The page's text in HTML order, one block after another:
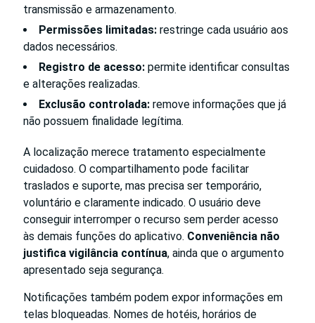
transmissão e armazenamento.
Permissões limitadas: restringe cada usuário aos
dados necessários.
Registro de acesso: permite identificar consultas
e alterações realizadas.
Exclusão controlada: remove informações que já
não possuem finalidade legítima.
A localização merece tratamento especialmente
cuidadoso. O compartilhamento pode facilitar
traslados e suporte, mas precisa ser temporário,
voluntário e claramente indicado. O usuário deve
conseguir interromper o recurso sem perder acesso
às demais funções do aplicativo. Conveniência não
justifica vigilância contínua, ainda que o argumento
apresentado seja segurança.
Notificações também podem expor informações em
telas bloqueadas. Nomes de hotéis, horários de